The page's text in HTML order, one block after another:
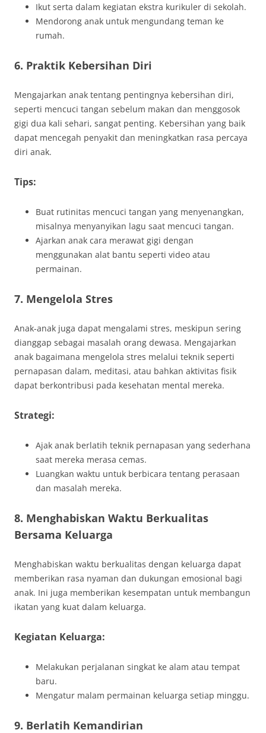
Ikut serta dalam kegiatan ekstra kurikuler di sekolah.
Mendorong anak untuk mengundang teman ke
rumah.
6. Praktik Kebersihan Diri
Mengajarkan anak tentang pentingnya kebersihan diri,
seperti mencuci tangan sebelum makan dan menggosok
gigi dua kali sehari, sangat penting. Kebersihan yang baik
dapat mencegah penyakit dan meningkatkan rasa percaya
diri anak.
Tips:
Buat rutinitas mencuci tangan yang menyenangkan,
misalnya menyanyikan lagu saat mencuci tangan.
Ajarkan anak cara merawat gigi dengan
menggunakan alat bantu seperti video atau
permainan.
7. Mengelola Stres
Anak-anak juga dapat mengalami stres, meskipun sering
dianggap sebagai masalah orang dewasa. Mengajarkan
anak bagaimana mengelola stres melalui teknik seperti
pernapasan dalam, meditasi, atau bahkan aktivitas fisik
dapat berkontribusi pada kesehatan mental mereka.
Strategi:
Ajak anak berlatih teknik pernapasan yang sederhana
saat mereka merasa cemas.
Luangkan waktu untuk berbicara tentang perasaan
dan masalah mereka.
8. Menghabiskan Waktu Berkualitas
Bersama Keluarga
Menghabiskan waktu berkualitas dengan keluarga dapat
memberikan rasa nyaman dan dukungan emosional bagi
anak. Ini juga memberikan kesempatan untuk membangun
ikatan yang kuat dalam keluarga.
Kegiatan Keluarga:
Melakukan perjalanan singkat ke alam atau tempat
baru.
Mengatur malam permainan keluarga setiap minggu.
9. Berlatih Kemandirian